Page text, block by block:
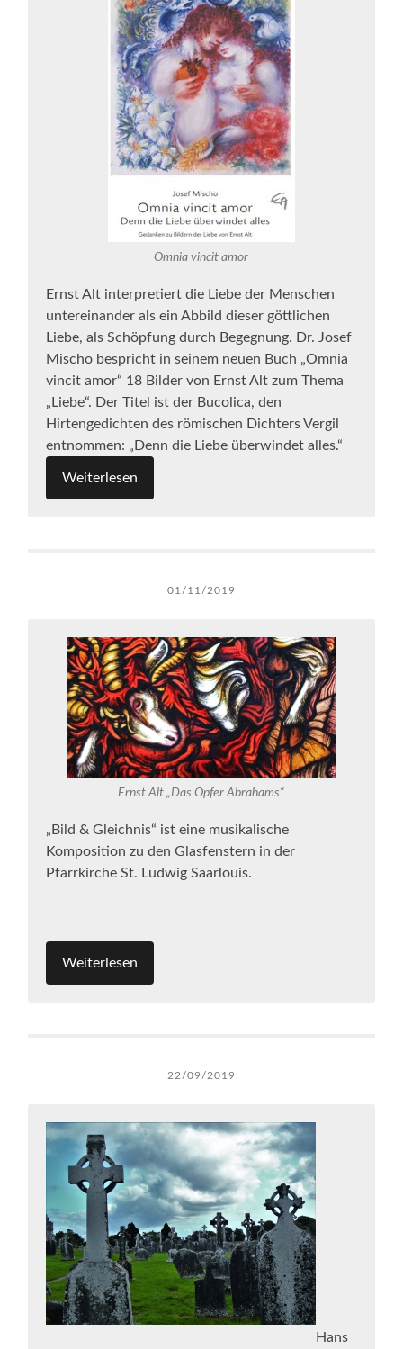
Omnia vincit amor
Ernst Alt interpretiert die Liebe der Menschen
untereinander als ein Abbild dieser göttlichen
Liebe, als Schöpfung durch Begegnung. Dr. Josef
Mischo bespricht in seinem neuen Buch „Omnia
vincit amor“ 18 Bilder von Ernst Alt zum Thema
„Liebe“. Der Titel ist der Bucolica, den
Hirtengedichten des römischen Dichters Vergil
entnommen: „Denn die Liebe überwindet alles.“
Weiterlesen
01/11/2019
Ernst Alt „Das Opfer Abrahams“
„Bild & Gleichnis“ ist eine musikalische
Komposition zu den Glasfenstern in der
Pfarrkirche St. Ludwig Saarlouis.
Weiterlesen
22/09/2019
Hans